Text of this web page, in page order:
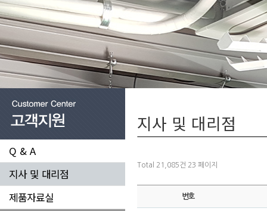
Q & A
지사 및 대리점
제품자료실
지사 및 대리점
Total 21,085건 23 페이지
번호